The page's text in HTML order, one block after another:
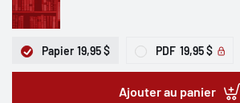
Papier 19,95 $ PDF 19,95 $
Ajouter au panier